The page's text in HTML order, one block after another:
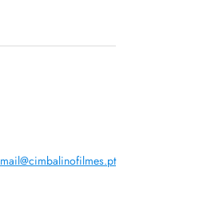
mail@cimbalinofilmes.pt